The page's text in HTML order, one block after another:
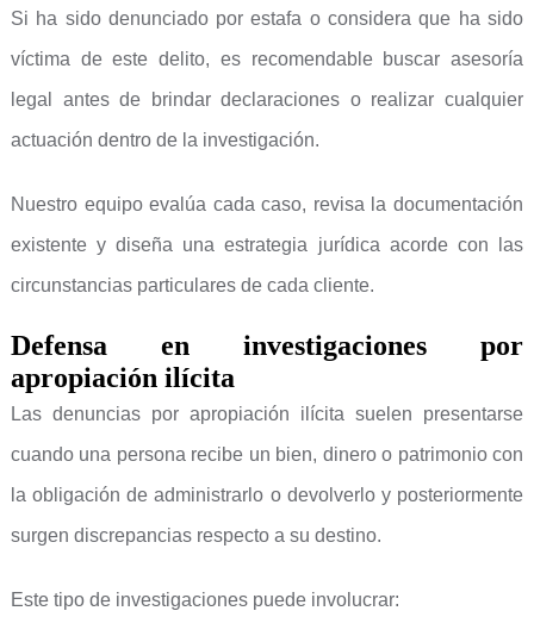
Si ha sido denunciado por estafa o considera que ha sido
víctima de este delito, es recomendable buscar asesoría
legal antes de brindar declaraciones o realizar cualquier
actuación dentro de la investigación.
Nuestro equipo evalúa cada caso, revisa la documentación
existente y diseña una estrategia jurídica acorde con las
circunstancias particulares de cada cliente.
Defensa en investigaciones por
apropiación ilícita
Las denuncias por apropiación ilícita suelen presentarse
cuando una persona recibe un bien, dinero o patrimonio con
la obligación de administrarlo o devolverlo y posteriormente
surgen discrepancias respecto a su destino.
Este tipo de investigaciones puede involucrar: